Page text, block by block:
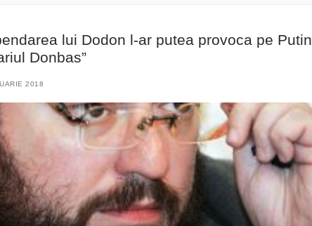
lui Dodon l-ar putea provoca pe Putin
Donbas”
2018